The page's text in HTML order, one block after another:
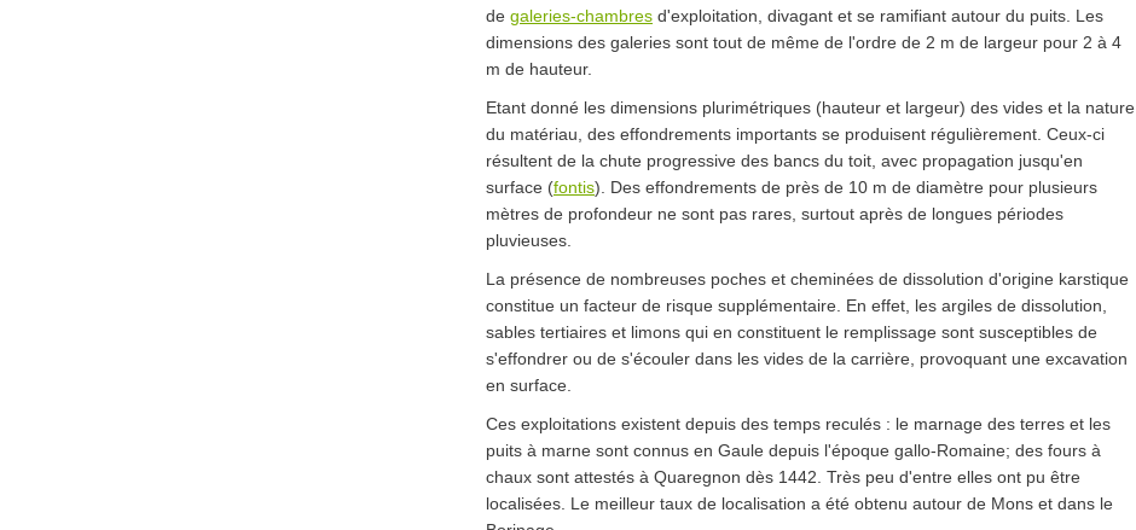
de galeries-chambres d'exploitation, divagant et se ramifiant autour du puits. Les
dimensions des galeries sont tout de même de l'ordre de 2 m de largeur pour 2 à 4
m de hauteur.
Etant donné les dimensions plurimétriques (hauteur et largeur) des vides et la nature
du matériau, des effondrements importants se produisent régulièrement. Ceux-ci
résultent de la chute progressive des bancs du toit, avec propagation jusqu'en
surface (fontis). Des effondrements de près de 10 m de diamètre pour plusieurs
mètres de profondeur ne sont pas rares, surtout après de longues périodes
pluvieuses.
La présence de nombreuses poches et cheminées de dissolution d'origine karstique
constitue un facteur de risque supplémentaire. En effet, les argiles de dissolution,
sables tertiaires et limons qui en constituent le remplissage sont susceptibles de
s'effondrer ou de s'écouler dans les vides de la carrière, provoquant une excavation
en surface.
Ces exploitations existent depuis des temps reculés : le marnage des terres et les
puits à marne sont connus en Gaule depuis l'époque gallo-Romaine; des fours à
chaux sont attestés à Quaregnon dès 1442. Très peu d'entre elles ont pu être
localisées. Le meilleur taux de localisation a été obtenu autour de Mons et dans le